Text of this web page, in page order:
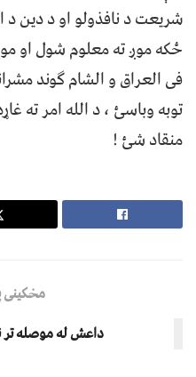
شریعت د نافذولو او د دین د
ځکه موږ ته معلوم شول او
فی العراق و الشام ګوند
توبه وباسئ ، د الله امر ته
منقاد شئ !
داعش له موصله تر